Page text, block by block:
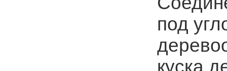
под
куска